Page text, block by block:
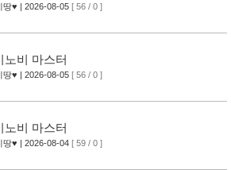
땅♥ | 2026-08-05 [ 56 / 0 ]
노비 마스터
땅♥ | 2026-08-05 [ 56 / 0 ]
노비 마스터
땅♥ | 2026-08-04 [ 59 / 0 ]